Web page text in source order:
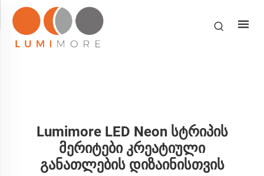
Lumimore LED Neon Სტრიპის
Მერიტები Კრეატიული
Განათლების Დიზაინისთვის